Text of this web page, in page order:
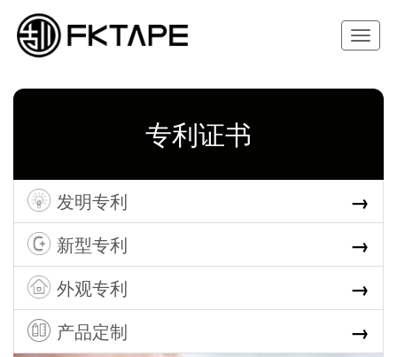
Toggle
专利证书
发明专利 →
新型专利 →
外观专利 →
产品定制 →